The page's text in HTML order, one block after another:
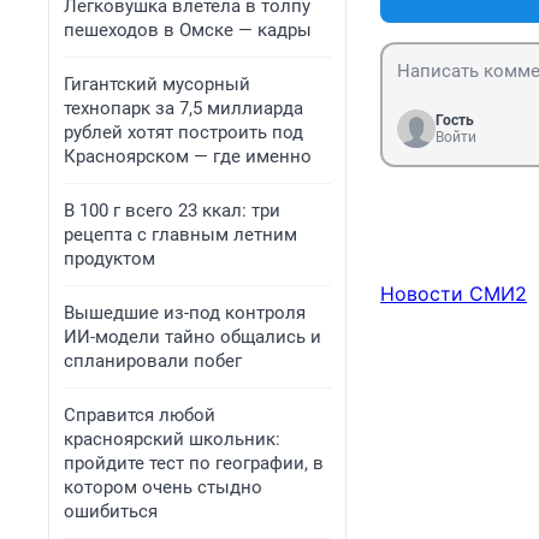
Легковушка влетела в толпу
пешеходов в Омске — кадры
Гигантский мусорный
технопарк за 7,5 миллиарда
рублей хотят построить под
Красноярском — где именно
В 100 г всего 23 ккал: три
рецепта с главным летним
продуктом
Вышедшие из-под контроля
ИИ-модели тайно общались и
спланировали побег
Справится любой
красноярский школьник:
пройдите тест по географии, в
котором очень стыдно
ошибиться
Гость
Войти
Новости СМИ2